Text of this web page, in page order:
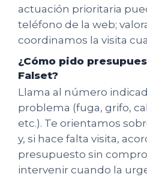
actuación prioritaria
teléfono de la web;
coordinamos la visita
¿Cómo pido
Falset?
Llama al número
problema (fuga, grifo,
etc.). Te orientamos
y, si hace falta visita,
presupuesto sin
intervenir cuando la